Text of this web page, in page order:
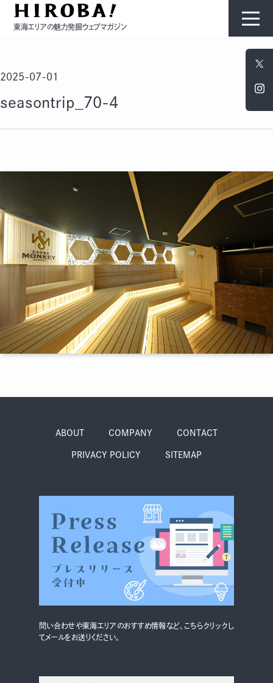
東海エリアの魅力発掘ウェブマガジン
コンテンツ
季節・まち まち・スポット
グルメ・まち イベント
お問い合わせ
検索する
2025-07-01
seasontrip_70-4
ABOUT COMPANY CONTACT
PRIVACY POLICY SITEMAP
問い合わせや東海エリアのおすすめ情報など、こちらクリックし
てメールをお送りください。